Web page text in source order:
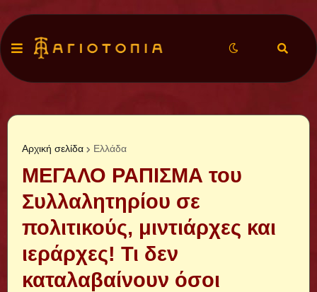
Αρχική σελίδα Ελλάδα
ΜΕΓΑΛΟ ΡΑΠΙΣΜΑ του
Συλλαλητηρίου σε
πολιτικούς, μιντιάρχες και
ιεράρχες! Τι δεν
καταλαβαίνουν όσοι